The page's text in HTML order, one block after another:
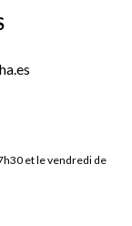
et le vendredi de